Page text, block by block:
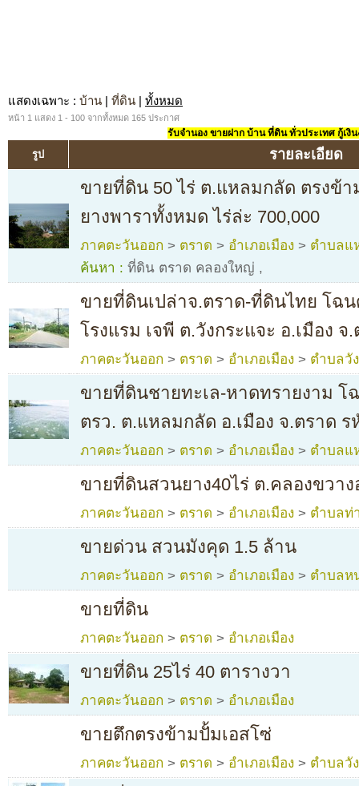
แสดงเฉพาะ : บ้าน | ที่ดิน | ทั้งหมด
หน้า 1 แสดง 1 - 100 จากทั้งหมด 165 ประกาศ
รับจำนอง ขายฝาก บ้าน ที่ดิน ทั่วประเทศ กู้เงิ
รูป รายละเอียด
ขายที่ดิน 50 ไร่ ต.แหลมกลัด ตรงข้
ยางพาราทั้งหมด ไร่ล่ะ 700,000
ภาคตะวันออก > ตราด > อำเภอเมือง > ตำบลแ
ค้นหา : ที่ดิน ตราด คลองใหญ่ ,
ขายที่ดินเปล่าจ.ตราด-ที่ดินไทย โฉน
โรงแรม เจพี ต.วังกระแจะ อ.เมือง จ
ภาคตะวันออก > ตราด > อำเภอเมือง > ตำบลวั
ขายที่ดินชายทะเล-หาดทรายงาม โ
ตรว. ต.แหลมกลัด อ.เมือง จ.ตราด ร
ภาคตะวันออก > ตราด > อำเภอเมือง > ตำบลแ
ขายที่ดินสวนยาง40ไร่ ต.คลองขวาง
ภาคตะวันออก > ตราด > อำเภอเมือง > ตำบลท่
ขายด่วน สวนมังคุด 1.5 ล้าน
ภาคตะวันออก > ตราด > อำเภอเมือง > ตำบลห
ขายที่ดิน
ภาคตะวันออก > ตราด > อำเภอเมือง
ขายที่ดิน 25ไร่ 40 ตารางวา
ภาคตะวันออก > ตราด > อำเภอเมือง
ขายตึกตรงข้ามปั้มเอสโซ่
ภาคตะวันออก > ตราด > อำเภอเมือง > ตำบลวั